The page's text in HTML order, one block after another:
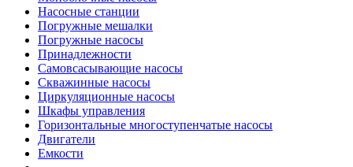
Насосные станции
Погружные мешалки
Погружные насосы
Принадлежности
Самовсасывающие насосы
Скважинные насосы
Циркуляционные насосы
Шкафы управления
Горизонтальные многоступенчатые насосы
Двигатели
Емкости